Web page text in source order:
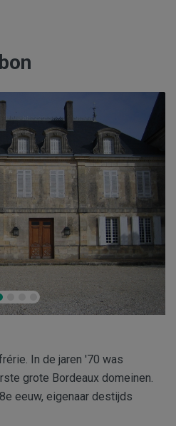
In de jaren '70 was
grote Bordeaux domeinen.
eeuw, eigenaar destijds